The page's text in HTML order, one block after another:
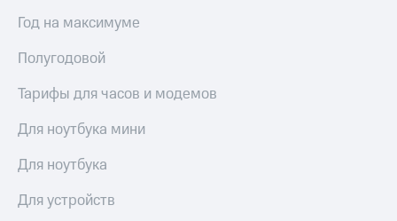
Год на максимуме
Полугодовой
Тарифы для часов и модемов
Для ноутбука мини
Для ноутбука
Для устройств